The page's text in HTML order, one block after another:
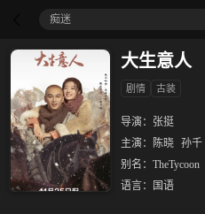
痴迷
大生意人
剧情 古装
导演： 张挺
主演：
陈晓 孙千
别名： TheTycoon
语言：
国语